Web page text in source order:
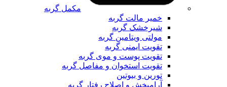
مکمل گربه
خمیر مالت گربه
شیرخشک گربه
مولتی ویتامین گربه
تقویت ایمنی گربه
تقویت پوست و موی گربه
تقویت استخوان و مفاصل گربه
تورین و بیوتین
آرامبخش و اصلاح رفتار گربه